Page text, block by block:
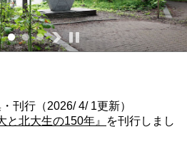
刊行（2026/ 4/ 1更新）
と北大生の150年』
を刊行しまし